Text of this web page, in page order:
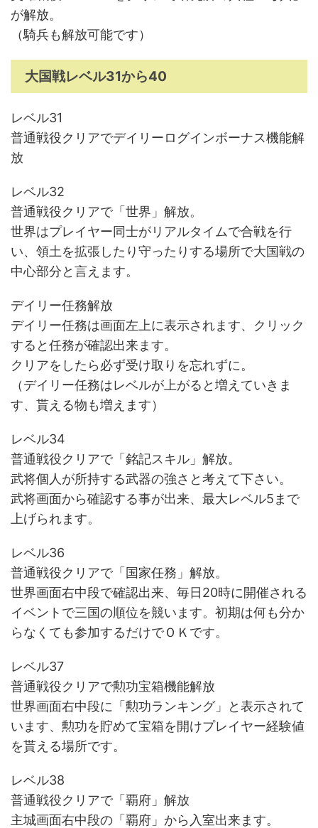
が解放。
（騎兵も解放可能です）
大国戦レベル31から40
レベル31
普通戦役クリアでデイリーログインボーナス機能解
放
レベル32
普通戦役クリアで「世界」解放。
世界はプレイヤー同士がリアルタイムで合戦を行
い、領土を拡張したり守ったりする場所で大国戦の
中心部分と言えます。
デイリー任務解放
デイリー任務は画面左上に表示されます、クリック
すると任務が確認出来ます。
クリアをしたら必ず受け取りを忘れずに。
（デイリー任務はレベルが上がると増えていきま
す、貰える物も増えます）
レベル34
普通戦役クリアで「銘記スキル」解放。
武将個人が所持する武器の強さと考えて下さい。
武将画面から確認する事が出来、最大レベル5まで
上げられます。
レベル36
普通戦役クリアで「国家任務」解放。
世界画面右中段で確認出来、毎日20時に開催される
イベントで三国の順位を競います。初期は何も分か
らなくても参加するだけでＯＫです。
レベル37
普通戦役クリアで勲功宝箱機能解放
世界画面右中段に「勲功ランキング」と表示されて
います、勲功を貯めて宝箱を開けプレイヤー経験値
を貰える場所です。
レベル38
普通戦役クリアで「覇府」解放
主城画面右中段の「覇府」から入室出来ます。